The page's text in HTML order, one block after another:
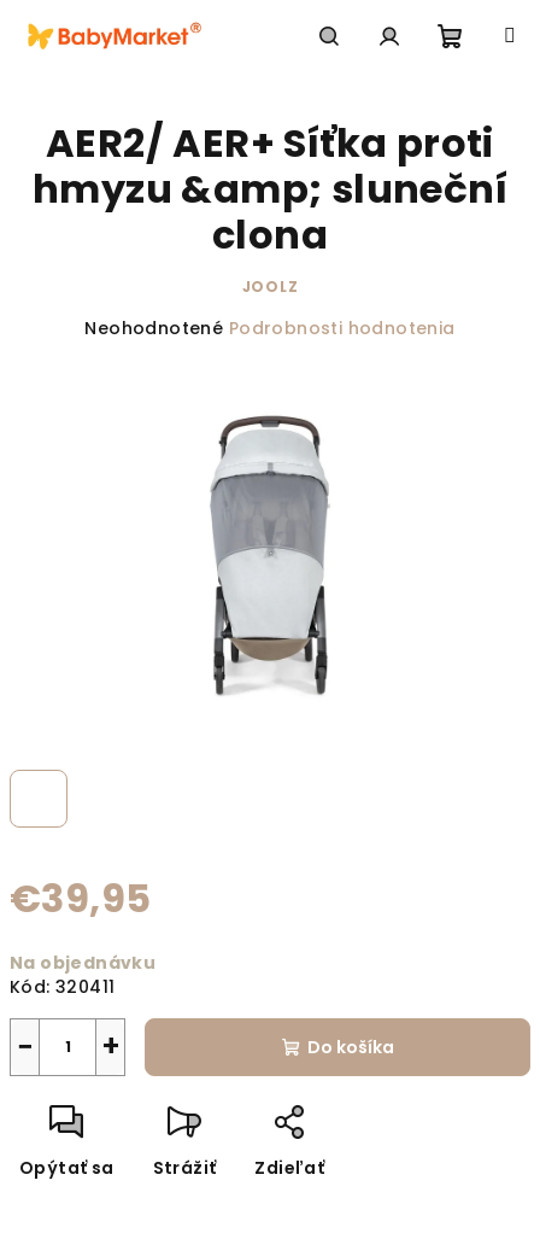
€39,95
Na objednávku
Kód: 320411
+
− Do košíka
Opýtať sa Strážiť Zdieľať
AER2/ AER+ Síťka proti
hmyzu &amp; sluneční
clona
JOOLZ
Priemerné hodnotenie produktu je 0,0 z 5
Neohodnotené Podrobnosti hodnotenia